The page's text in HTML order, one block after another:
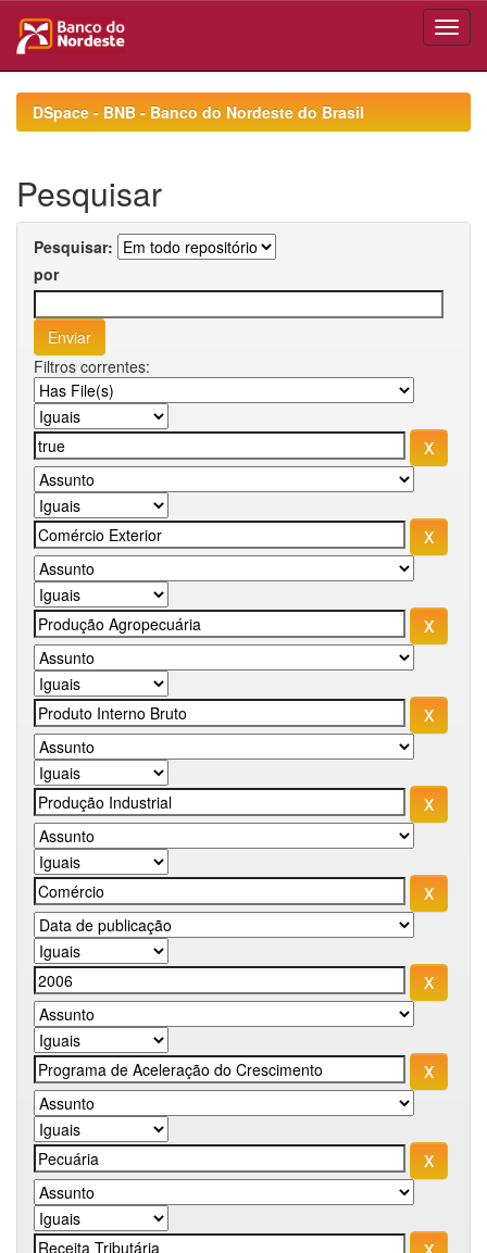
navigationDSpace - BNB - Banco do Nordeste do Brasil
Pesquisar
Pesquisar:
por
Filtros correntes: